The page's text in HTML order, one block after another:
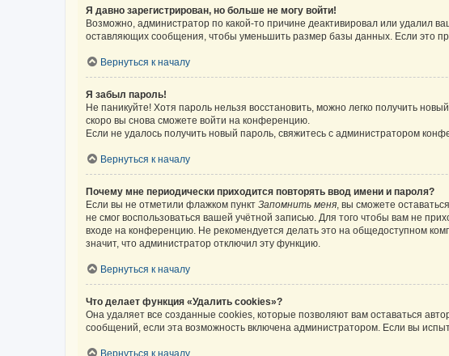
Я давно зарегистрирован, но больше не могу войти!
Возможно, администратор по какой-то причине деактивировал или удалил
оставляющих сообщения, чтобы уменьшить размер базы данных. Если это
Вернуться к началу
Я забыл пароль!
Не паникуйте! Хотя пароль нельзя восстановить, можно легко получить
скоро вы снова сможете войти на конференцию.
Если не удалось получить новый пароль, свяжитесь с администратором
Вернуться к началу
Почему мне периодически приходится повторять ввод имени и пароля?
Если вы не отметили флажком пункт Запомнить меня, вы сможете
не смог воспользоваться вашей учётной записью. Для того чтобы вам не
входе на конференцию. Не рекомендуется делать это на общедоступном
значит, что администратор отключил эту функцию.
Вернуться к началу
Что делает функция «Удалить cookies»?
Она удаляет все созданные cookies, которые позволяют вам оставаться
сообщений, если эта возможность включена администратором. Если вы
Вернуться к началу